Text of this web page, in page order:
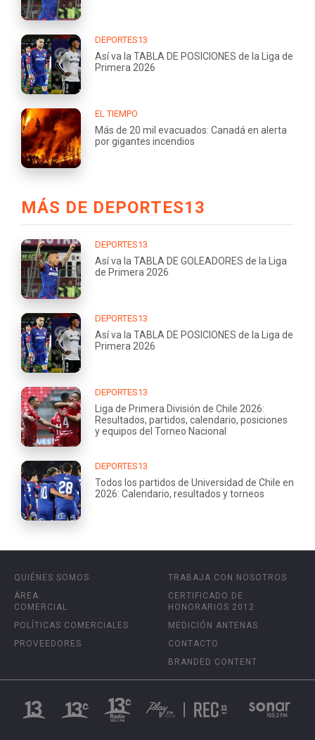
DEPORTES13
Así va la TABLA DE POSICIONES de la Liga de
Primera 2026
EL TIEMPO
Más de 20 mil evacuados: Canadá en alerta
por gigantes incendios
MÁS DE DEPORTES13
DEPORTES13
Así va la TABLA DE GOLEADORES de la Liga
de Primera 2026
DEPORTES13
Así va la TABLA DE POSICIONES de la Liga de
Primera 2026
DEPORTES13
Liga de Primera División de Chile 2026:
Resultados, partidos, calendario, posiciones
y equipos del Torneo Nacional
DEPORTES13
Todos los partidos de Universidad de Chile en
2026: Calendario, resultados y torneos
QUIÉNES SOMOS
ÁREA
COMERCIAL
POLÍTICAS COMERCIALES
PROVEEDORES
TRABAJA CON NOSOTROS
CERTIFICADO DE
HONORARIOS 2012
MEDICIÓN ANTENAS
CONTACTO
BRANDED CONTENT